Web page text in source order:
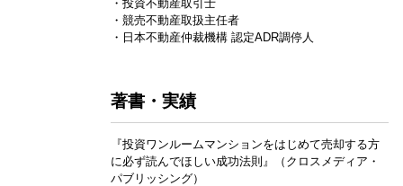
・投資不動産取引士
・競売不動産取扱主任者
・日本不動産仲裁機構 認定ADR調停人
著書・実績
『投資ワンルームマンションをはじめて売却する方
に必ず読んでほしい成功法則』（クロスメディア・
パブリッシング）